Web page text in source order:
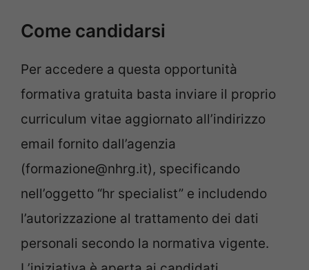
Come candidarsi
Per accedere a questa opportunità
formativa gratuita basta inviare il proprio
curriculum vitae aggiornato all’indirizzo
email fornito dall’agenzia
(formazione@nhrg.it), specificando
nell’oggetto “hr specialist” e includendo
l’autorizzazione al trattamento dei dati
personali secondo la normativa vigente.